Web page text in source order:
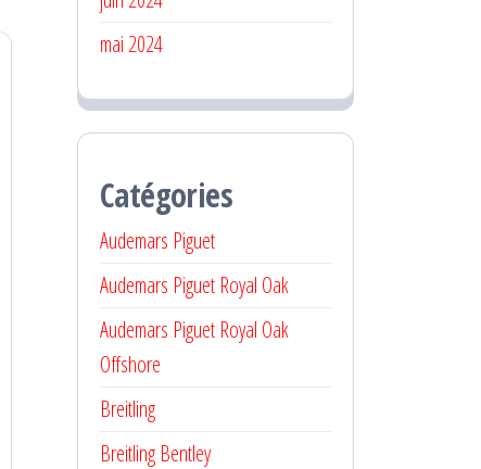
mai 2024
Catégories
Audemars Piguet
Audemars Piguet Royal Oak
Audemars Piguet Royal Oak
Offshore
Breitling
Breitling Bentley